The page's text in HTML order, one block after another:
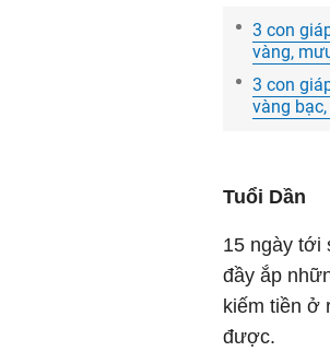
3 con
vàng,
3 con
vàng
Tuổi Dần
15 ngày tới
đầy ắp
kiếm tiền ở
được.